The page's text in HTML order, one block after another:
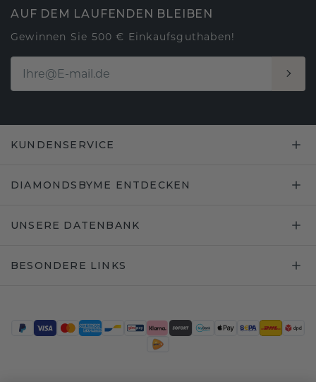
AUF DEM LAUFENDEN BLEIBEN
Gewinnen Sie 500 € Einkaufsguthaben!
KUNDENSERVICE
DIAMONDSBYME ENTDECKEN
UNSERE DATENBANK
BESONDERE LINKS